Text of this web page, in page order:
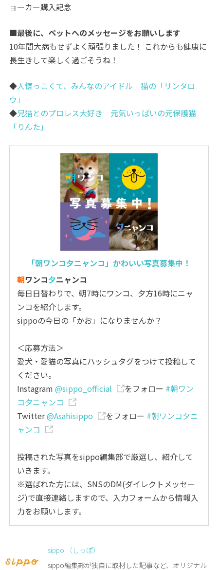
ョーカー購入記念
■最後に、ペットへのメッセージをお願いします
10年間大病もせずよく頑張りました！ これからも健康に
長生きして楽しく過ごそうね！
◆人懐っこくて、みんなのアイドル 猫の「リンタロ
ウ」
◆兄猫とのプロレス大好き 元気いっぱいの元保護猫
「りんた」
「朝ワンコ夕ニャンコ」かわいい写真募集中！
朝ワンコ夕ニャンコ
毎日日替わりで、朝7時にワンコ、夕方16時にニャ
ンコを紹介します。
sippoの今日の「かお」になりませんか？
＜応募方法＞
愛犬・愛猫の写真にハッシュタグをつけて投稿して
ください。
Instagram@sippo_official をフォロー #朝ワン
コ夕ニャンコ
Twitter@Asahisippo をフォロー #朝ワンコ夕ニ
ャンコ
投稿された写真をsippo編集部で厳選し、紹介して
いきます。
※選ばれた方には、SNSのDM(ダイレクトメッセー
ジ)で直接連絡しますので、入力フォームから情報入
力をお願いします。
sippo （しっぽ）
sippo編集部が独自に取材した記事など、オリジナル